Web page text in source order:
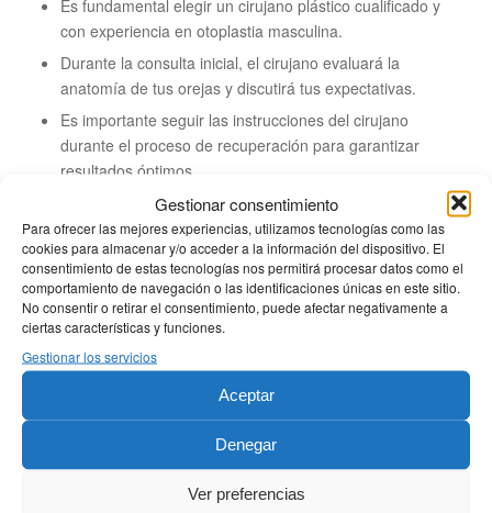
Gestionar consentimiento
Para ofrecer las mejores experiencias, utilizamos tecnologías como las
cookies para almacenar y/o acceder a la información del dispositivo. El
consentimiento de estas tecnologías nos permitirá procesar datos como el
comportamiento de navegación o las identificaciones únicas en este sitio.
No consentir o retirar el consentimiento, puede afectar negativamente a
ciertas características y funciones.
Gestionar los servicios
Aceptar
Denegar
Ver preferencias
Es fundamental elegir un cirujano plástico cualificado y
con experiencia en otoplastia masculina.
Durante la consulta inicial, el cirujano evaluará la
anatomía de tus orejas y discutirá tus expectativas.
Es importante seguir las instrucciones del cirujano
durante el proceso de recuperación para garantizar
resultados óptimos.
Si estás considerando la otoplastia masculina, te
recomendamos buscar asesoramiento profesional de un
cirujano plástico certificado como el Doctor Torres Corpas.
Un profesional podrá evaluar tu caso individualmente y
proporcionarte la información necesaria para tomar una
decisión informada.
Si quieres agendar cita para considerar tu caso, solo tienes
quecontactarnoso puedes llamarnos al670 67 46 45